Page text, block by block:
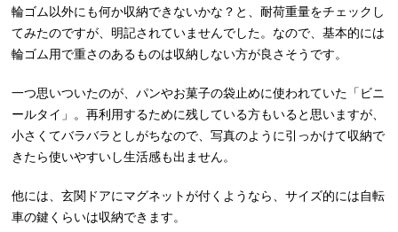
輪ゴム以外にも何か収納できないかな？と、耐荷重量をチェックし
てみたのですが、明記されていませんでした。なので、基本的には
輪ゴム用で重さのあるものは収納しない方が良さそうです。
一つ思いついたのが、パンやお菓子の袋止めに使われていた「ビニ
ールタイ」。再利用するために残している方もいると思いますが、
小さくてバラバラとしがちなので、写真のように引っかけて収納で
きたら使いやすいし生活感も出ません。
他には、玄関ドアにマグネットが付くようなら、サイズ的には自転
車の鍵くらいは収納できます。